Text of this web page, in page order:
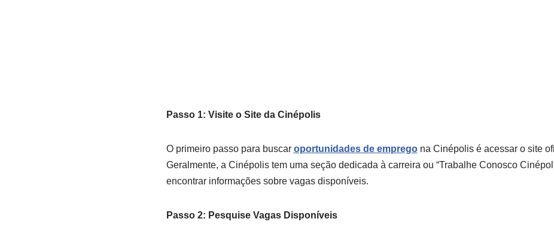
Passo 1: Visite o Site da Cinépolis
O primeiro passo para buscar oportunidades de empregona Cinépolis é acessar o site
Geralmente, a Cinépolis tem uma seção dedicada à carreira ou “Trabalhe Conosco
encontrar informações sobre vagas disponíveis.
Passo 2: Pesquise Vagas Disponíveis